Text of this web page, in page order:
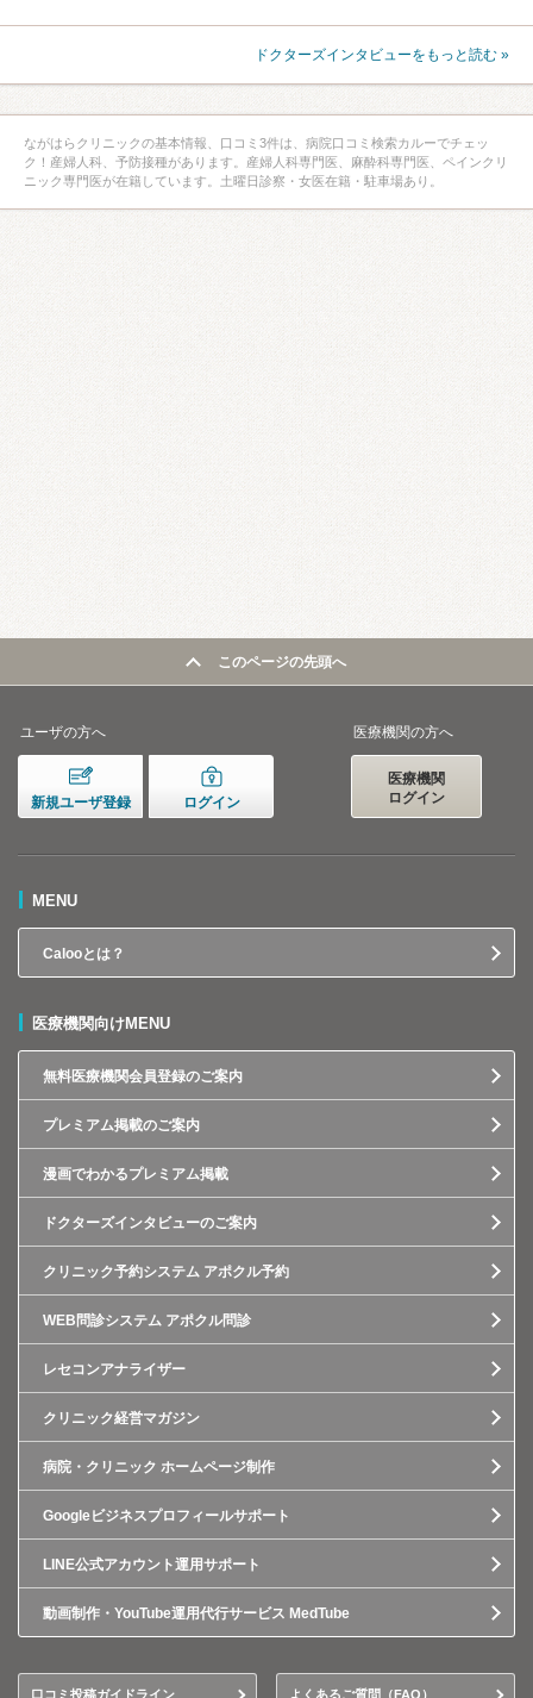
ドクターズインタビューをもっと読む »
ながはらクリニックの基本情報、口コミ3件は、病院口コミ検索カルーでチェッ
ク！産婦人科、予防接種があります。産婦人科専門医、麻酔科専門医、ペインクリ
ニック専門医が在籍しています。土曜日診察・女医在籍・駐車場あり。
このページの先頭へ
ユーザの方へ
新規ユーザ登録 ログイン
医療機関の方へ
医療機関
ログイン
MENU
Calooとは？
医療機関向けMENU
無料医療機関会員登録のご案内
プレミアム掲載のご案内
漫画でわかるプレミアム掲載
ドクターズインタビューのご案内
クリニック予約システム アポクル予約
WEB問診システム アポクル問診
レセコンアナライザー
クリニック経営マガジン
病院・クリニック ホームページ制作
Googleビジネスプロフィールサポート
LINE公式アカウント運用サポート
動画制作・YouTube運用代行サービス MedTube
口コミ投稿ガイドライン よくあるご質問（FAQ）